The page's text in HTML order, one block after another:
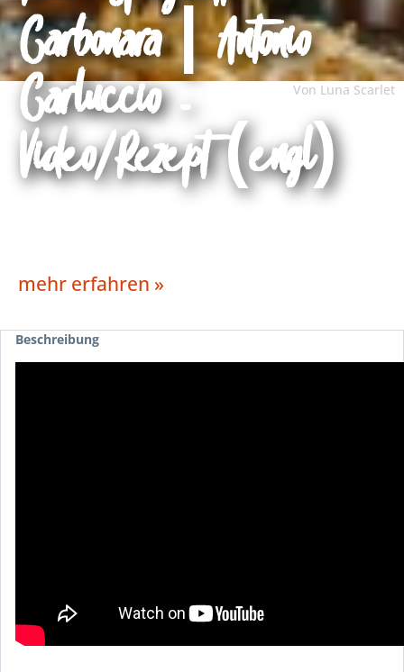
Von Luna Scarlet
Carbonara | Antonio
Carluccio -
Video/Rezept (engl)
mehr erfahren »
Beschreibung